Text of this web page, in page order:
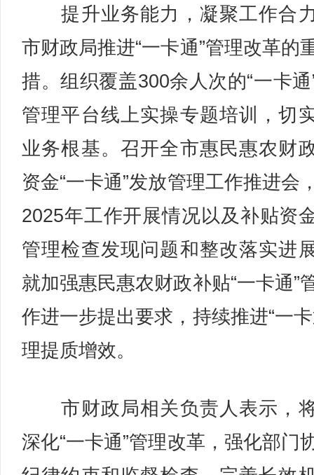
提升业务能力，凝聚工作合
市财政局推进“一卡通”管理改革的
措。组织覆盖300余人次的“一卡通
管理平台线上实操专题培训，切
业务根基。召开全市惠民惠农财
资金“一卡通”发放管理工作推进会
2025年工作开展情况以及补贴资
管理检查发现问题和整改落实进
就加强惠民惠农财政补贴“一卡通”
作进一步提出要求，持续推进“一
理提质增效。
市财政局相关负责人表示，
深化“一卡通”管理改革，强化部门